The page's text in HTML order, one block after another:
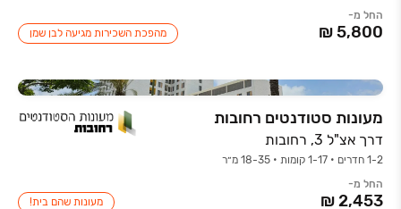
החל מ-
מהפכת השכירות מגיעה לבן שמן
מעונות סטודנטים רחובות
דרך אצ"ל 3, רחובות
1-2 חדרים • 1-17 קומות • 18-35 מ״ר
החל מ-
מעונות שהם בית!